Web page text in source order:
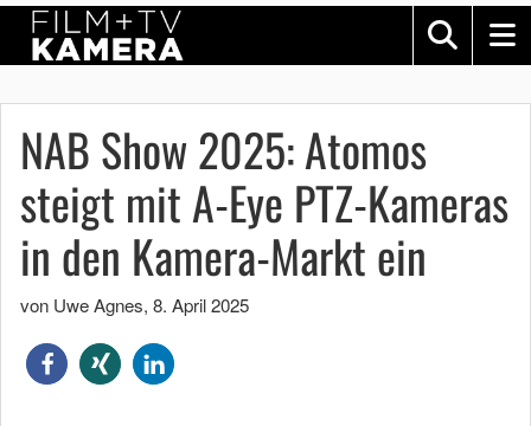
NAB Show 2025: Atomos
steigt mit A-Eye PTZ-Kameras
in den Kamera-Markt ein
von Uwe Agnes, 8. April 2025